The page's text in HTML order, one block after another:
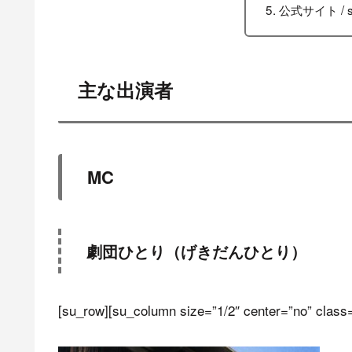
公式サイト /
主な出演者
MC
劇団ひとり（げきだんひとり）
[su_row][su_column size=”1/2″ center=”no”